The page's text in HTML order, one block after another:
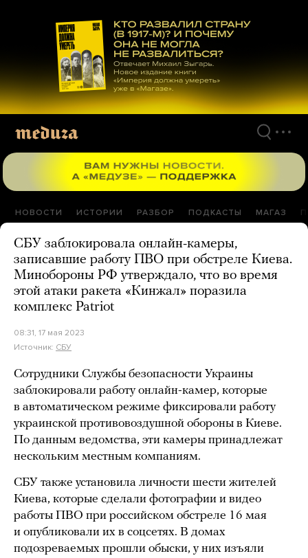
материалам
НОВОСТИ ИСТОРИИ РАЗБОР ПОДКАСТЫ МАГАЗ
СБУ заблокировала онлайн-камеры,
записавшие работу ПВО при обстреле Киева.
Минобороны РФ утверждало, что во время
этой атаки ракета «Кинжал» поразила
комплекс Patriot
08:31, 17 мая 2023
Источник: СБУ
Сотрудники Службы безопасности Украины
заблокировали работу онлайн-камер, которые
в автоматическом режиме фиксировали работу
украинской противовоздушной обороны в Киеве.
По данным ведомства, эти камеры принадлежат
нескольким местным компаниям.
СБУ также установила личности шести жителей
Киева, которые сделали фотографии и видео
работы ПВО при российском обстреле 16 мая
и опубликовали их в соцсетях. В домах
подозреваемых прошли обыски, у них изъяли